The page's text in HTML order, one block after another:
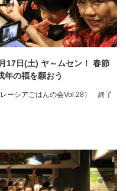
17日(土) ヤ～ムセン！ 春節
年の福を願おう
ーシアごはんの会Vol.28） 終了